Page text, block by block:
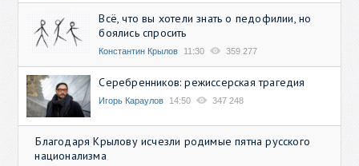
Всё, что вы хотели знать о педофилии, но
боялись спросить
Константин Крылов 11:30 359 277
Серебренников: режиссерская трагедия
Игорь Караулов 14:50 347 248
Благодаря Крылову исчезли родимые пятна русского
национализма